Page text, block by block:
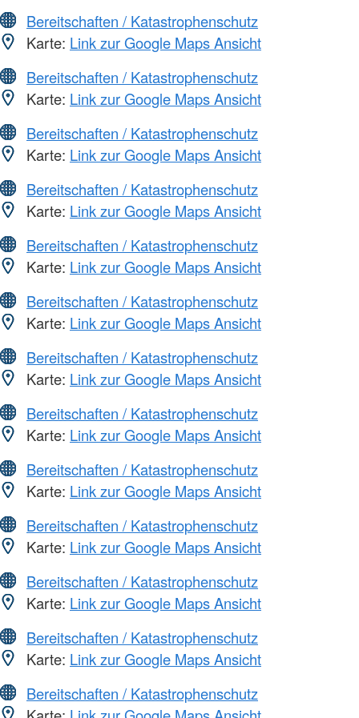
Bereitschaften / Katastrophenschutz
Karte: Link zur Google Maps Ansicht
Bereitschaften / Katastrophenschutz
Karte: Link zur Google Maps Ansicht
Bereitschaften / Katastrophenschutz
Karte: Link zur Google Maps Ansicht
Bereitschaften / Katastrophenschutz
Karte: Link zur Google Maps Ansicht
Bereitschaften / Katastrophenschutz
Karte: Link zur Google Maps Ansicht
Bereitschaften / Katastrophenschutz
Karte: Link zur Google Maps Ansicht
Bereitschaften / Katastrophenschutz
Karte: Link zur Google Maps Ansicht
Bereitschaften / Katastrophenschutz
Karte: Link zur Google Maps Ansicht
Bereitschaften / Katastrophenschutz
Karte: Link zur Google Maps Ansicht
Bereitschaften / Katastrophenschutz
Karte: Link zur Google Maps Ansicht
Bereitschaften / Katastrophenschutz
Karte: Link zur Google Maps Ansicht
Bereitschaften / Katastrophenschutz
Karte: Link zur Google Maps Ansicht
Bereitschaften / Katastrophenschutz